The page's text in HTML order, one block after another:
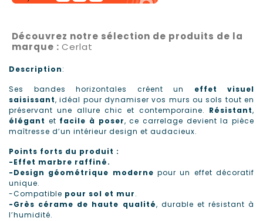
Découvrez notre sélection de produits de la
marque : Cerlat
Description:
Ses bandes horizontales créent un effet visuel
saisissant, idéal pour dynamiser vos murs ou sols tout en
préservant une allure chic et contemporaine. Résistant,
élégant et facile à poser, ce carrelage devient la pièce
maîtresse d’un intérieur design et audacieux.
Points forts du produit :
-Effet marbre raffiné.
-Design géométrique moderne pour un effet décoratif
unique.
-Compatible pour sol et mur.
-Grès cérame de haute qualité, durable et résistant à
l’humidité.